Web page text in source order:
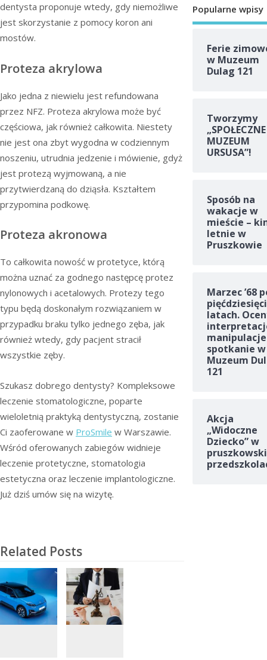
dentysta proponuje wtedy, gdy niemożliwe
jest skorzystanie z pomocy koron ani
mostów.
Proteza akrylowa
Jako jedna z niewielu jest refundowana
przez NFZ. Proteza akrylowa może być
częściowa, jak również całkowita. Niestety
nie jest ona zbyt wygodna w codziennym
noszeniu, utrudnia jedzenie i mówienie, gdyż
jest protezą wyjmowaną, a nie
przytwierdzaną do dziąsła. Kształtem
przypomina podkowę.
Proteza akronowa
To całkowita nowość w protetyce, którą
można uznać za godnego następcę protez
nylonowych i acetalowych. Protezy tego
typu będą doskonałym rozwiązaniem w
przypadku braku tylko jednego zęba, jak
również wtedy, gdy pacjent stracił
wszystkie zęby.
Szukasz dobrego dentysty? Kompleksowe
leczenie stomatologiczne, poparte
wieloletnią praktyką dentystyczną, zostanie
Ci zaoferowane w ProSmile w Warszawie.
Wśród oferowanych zabiegów widnieje
leczenie protetyczne, stomatologia
estetyczna oraz leczenie implantologiczne.
Już dziś umów się na wizytę.
Related Posts
Popularne wpisy
Ferie
w Muzeum
Dulag 121
Tworzymy
„SPOŁECZNE
MUZEUM
URSUSA”!
Sposób na
wakacje w
mieście –
letnie w
Pruszkowie
Marzec ’68
latach.
spotkanie w
Muzeum
121
Akcja
„Widoczne
Dziecko” w